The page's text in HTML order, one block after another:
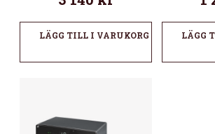
LÄGG TILL I VARUKORG LÄGG